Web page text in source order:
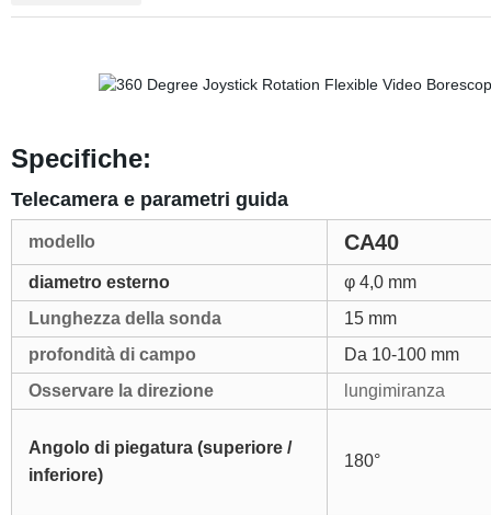
Specifiche:
Telecamera e parametri guida
modello CA40
diametro esterno
φ 4,0 mm
Lunghezza della sonda
15 mm
profondità di campo
Da 10-100 mm
Osservare la direzione
lungimiranza
Angolo di piegatura (superiore /
inferiore)
180°